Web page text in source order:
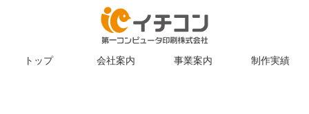
トップ 会社案内 事業案内 制作実績